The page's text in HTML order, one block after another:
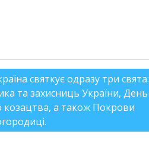
святкує одразу три свята:
та захисниць України, День
козацтва, а також Покрови